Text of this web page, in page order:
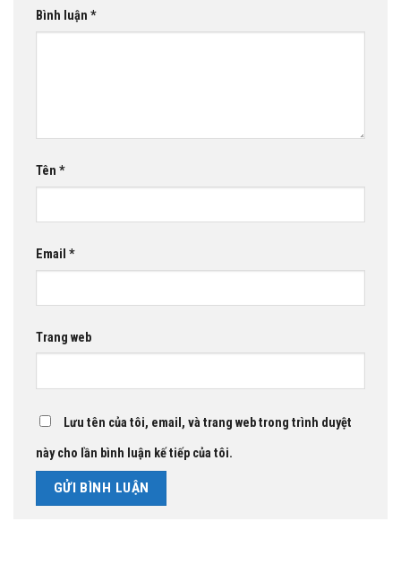
Bình luận *
Tên *
Email *
Trang web
Lưu tên của tôi, email, và trang web trong trình duyệt
này cho lần bình luận kế tiếp của tôi.